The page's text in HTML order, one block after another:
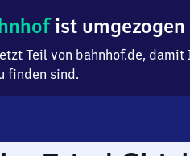
ist umgezogen
Teil von bahnhof.de,
finden sind.